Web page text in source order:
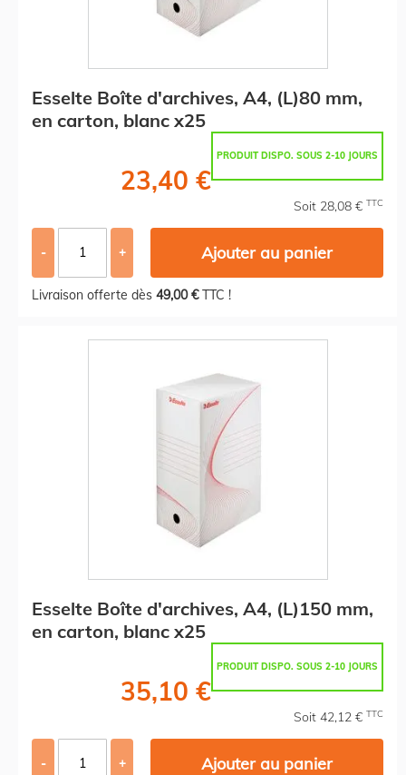
Esselte Boîte d'archives, A4, (L)80 mm,
en carton, blanc x25
PRODUIT DISPO. SOUS 2-10 JOURS
23,40 €
Soit 28,08 € TTC
- + Ajouter au panier
Livraison offerte dès 49,00 €TTC !
Esselte Boîte d'archives, A4, (L)150 mm,
en carton, blanc x25
PRODUIT DISPO. SOUS 2-10 JOURS
35,10 €
Soit 42,12 € TTC
- + Ajouter au panier